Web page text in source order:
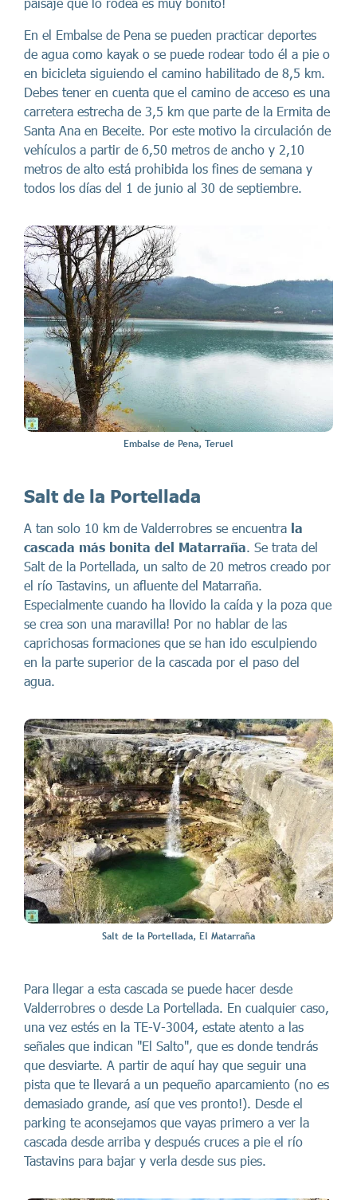
En el Embalse de Pena se pueden practicar deportes
de agua como kayak o se puede rodear todo él a pie o
en bicicleta siguiendo el camino habilitado de 8,5 km.
Debes tener en cuenta que el camino de acceso es una
carretera estrecha de 3,5 km que parte de la Ermita de
Santa Ana en Beceite. Por este motivo la circulación de
vehículos a partir de 6,50 metros de ancho y 2,10
metros de alto está prohibida los fines de semana y
todos los días del 1 de junio al 30 de septiembre.
Embalse de Pena, Teruel
Salt de la Portellada
A tan solo 10 km de Valderrobres se encuentra la
cascada más bonita del Matarraña. Se trata del
Salt de la Portellada, un salto de 20 metros creado por
el río Tastavins, un afluente del Matarraña.
Especialmente cuando ha llovido la caída y la poza que
se crea son una maravilla! Por no hablar de las
caprichosas formaciones que se han ido esculpiendo
en la parte superior de la cascada por el paso del
agua.
Salt de la Portellada, El Matarraña
Para llegar a esta cascada se puede hacer desde
Valderrobres o desde La Portellada. En cualquier caso,
una vez estés en la TE-V-3004, estate atento a las
señales que indican "El Salto", que es donde tendrás
que desviarte. A partir de aquí hay que seguir una
pista que te llevará a un pequeño aparcamiento (no es
demasiado grande, así que ves pronto!). Desde el
parking te aconsejamos que vayas primero a ver la
cascada desde arriba y después cruces a pie el río
Tastavins para bajar y verla desde sus pies.